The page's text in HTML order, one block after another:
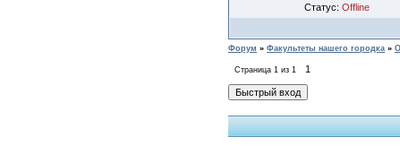
Статус: Offline
Форум » Факультеты нашего городка »
Страница 1 из 1
1